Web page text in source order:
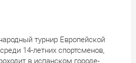
турнир Европейской
14-летних спортсменов,
в испанском городе-